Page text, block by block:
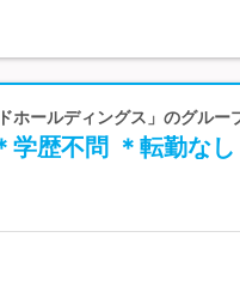
ホールディングス」のグルー
学歴不問 ＊転勤なし